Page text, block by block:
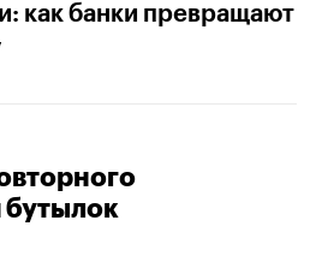
как банки превращают
бутылок